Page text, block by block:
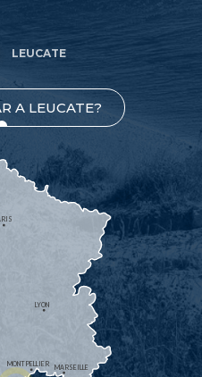
LEUCATE
A LEUCATE?
MONTPELLIER MARSEILLE
LYON